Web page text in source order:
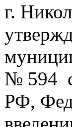
г.
№ 594
РФ,